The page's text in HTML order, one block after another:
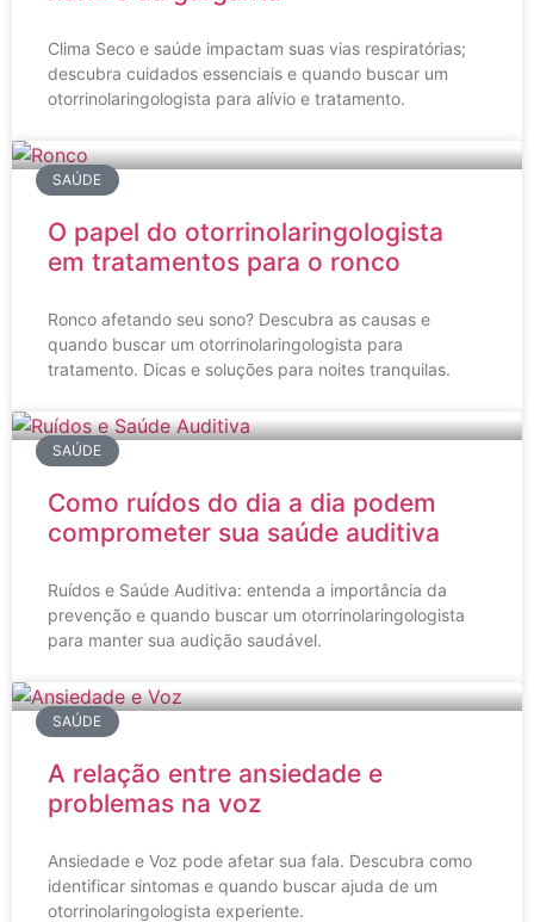
Clima Seco e saúde impactam suas vias respiratórias;
descubra cuidados essenciais e quando buscar um
otorrinolaringologista para alívio e tratamento.
SAÚDE
O papel do otorrinolaringologista
em tratamentos para o ronco
Ronco afetando seu sono? Descubra as causas e
quando buscar um otorrinolaringologista para
tratamento. Dicas e soluções para noites tranquilas.
SAÚDE
Como ruídos do dia a dia podem
comprometer sua saúde auditiva
Ruídos e Saúde Auditiva: entenda a importância da
prevenção e quando buscar um otorrinolaringologista
para manter sua audição saudável.
SAÚDE
A relação entre ansiedade e
problemas na voz
Ansiedade e Voz pode afetar sua fala. Descubra como
identificar sintomas e quando buscar ajuda de um
otorrinolaringologista experiente.